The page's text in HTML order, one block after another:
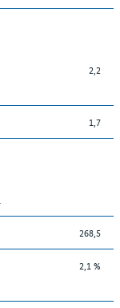
2,2
1,7
268,5
2,1 %